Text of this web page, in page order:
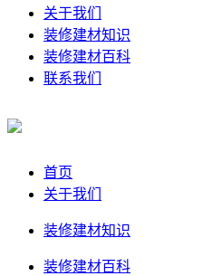
关于我们
装修建材知识
装修建材百科
联系我们
首页
关于我们
装修建材知识
装修建材百科